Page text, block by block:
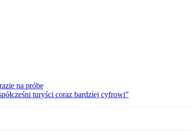
na próbę
turyści coraz bardziej cyfrowi”